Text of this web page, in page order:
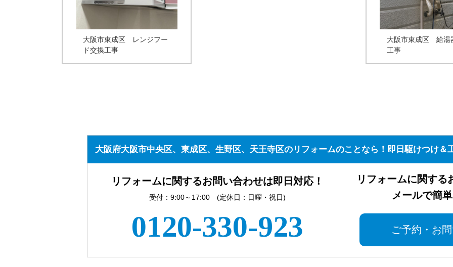
大阪市東成区 レンジフー
ド交換工事
大阪市東成区 給湯
工事
大阪府大阪市中央区、東成区、生野区、天王寺区のリフォームのことなら！即日駆けつけ＆
リフォームに関するお問い合わせは即日対応！
受付：9:00～17:00 (定休日：日曜・祝日)
0120-330-923
リフォームに関する
メールで簡
ご予約・お